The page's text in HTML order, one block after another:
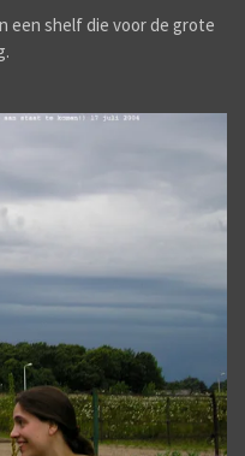
een shelf die voor de grote